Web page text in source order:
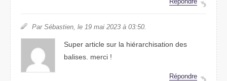
Par Sébastien, le 19 mai 2023 à 03:50.
Super article sur la hiérarchisation des
balises. merci !
Répondre